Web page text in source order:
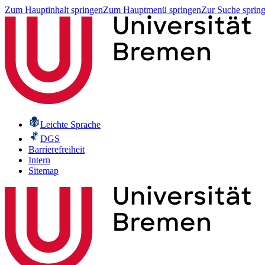
Zum Hauptinhalt springenZum Hauptmenü springenZur Suche
Leichte Sprache
DGS
Barrierefreiheit
Intern
Sitemap